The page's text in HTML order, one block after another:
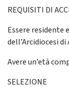
REQUISITI DI
Essere residente
dell’Arcidiocesi di
Avere un’età
SELEZIONE